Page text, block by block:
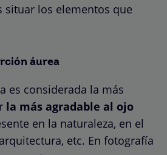
situar los elementos que
áurea
es considerada la más
la más agradable al ojo
en la naturaleza, en el
etc. En fotografía